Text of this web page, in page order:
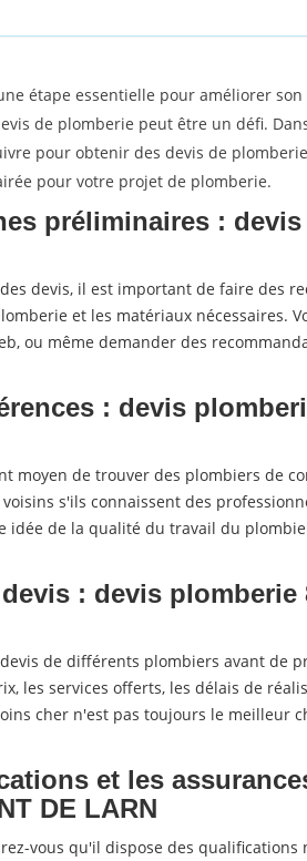
étape essentielle pour améliorer
de plomberie peut être un défi.
pour obtenir des devis de
pour votre projet de plomberie.
préliminaires :
devis, il est important de faire des
et les matériaux nécessaires.
ou même demander des
: devis
moyen de trouver des plombiers de
s'ils connaissent des
idée de la qualité du travail du
: devis plomberie
de différents plombiers avant de
les services offerts, les délais de
cher n'est pas toujours le meilleur
et les
DE LARN
vous qu'il dispose des qualifications